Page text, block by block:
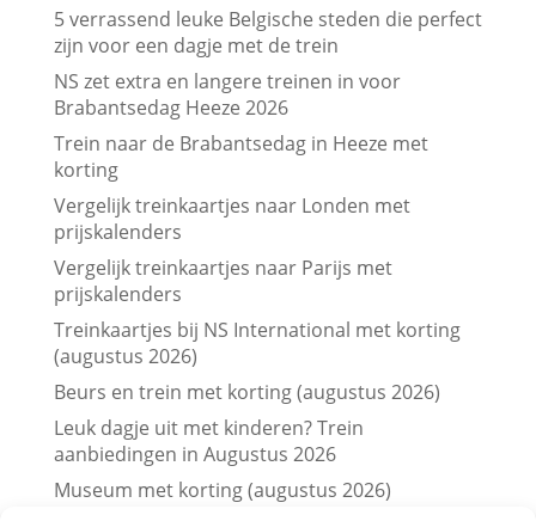
5 verrassend leuke Belgische steden die perfect
zijn voor een dagje met de trein
NS zet extra en langere treinen in voor
Brabantsedag Heeze 2026
Trein naar de Brabantsedag in Heeze met
korting
Vergelijk treinkaartjes naar Londen met
prijskalenders
Vergelijk treinkaartjes naar Parijs met
prijskalenders
Treinkaartjes bij NS International met korting
(augustus 2026)
Beurs en trein met korting (augustus 2026)
Leuk dagje uit met kinderen? Trein
aanbiedingen in Augustus 2026
Museum met korting (augustus 2026)